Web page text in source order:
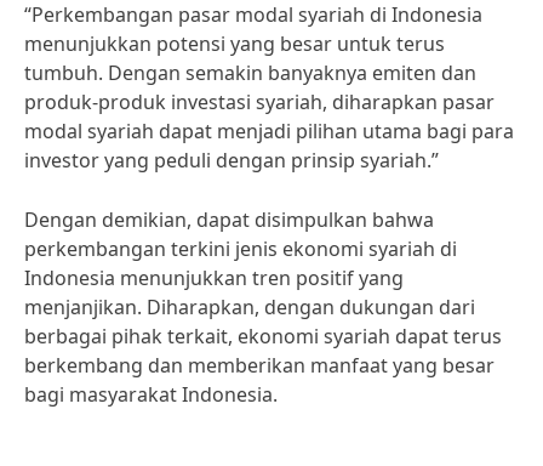
“Perkembangan pasar modal syariah di Indonesia
menunjukkan potensi yang besar untuk terus
tumbuh. Dengan semakin banyaknya emiten dan
produk-produk investasi syariah, diharapkan pasar
modal syariah dapat menjadi pilihan utama bagi para
investor yang peduli dengan prinsip syariah.”
Dengan demikian, dapat disimpulkan bahwa
perkembangan terkini jenis ekonomi syariah di
Indonesia menunjukkan tren positif yang
menjanjikan. Diharapkan, dengan dukungan dari
berbagai pihak terkait, ekonomi syariah dapat terus
berkembang dan memberikan manfaat yang besar
bagi masyarakat Indonesia.